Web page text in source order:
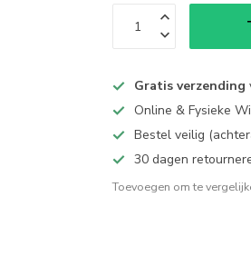
Gratis verzending
Online & Fysieke
Bestel veilig
30 dagen
Toevoegen om te